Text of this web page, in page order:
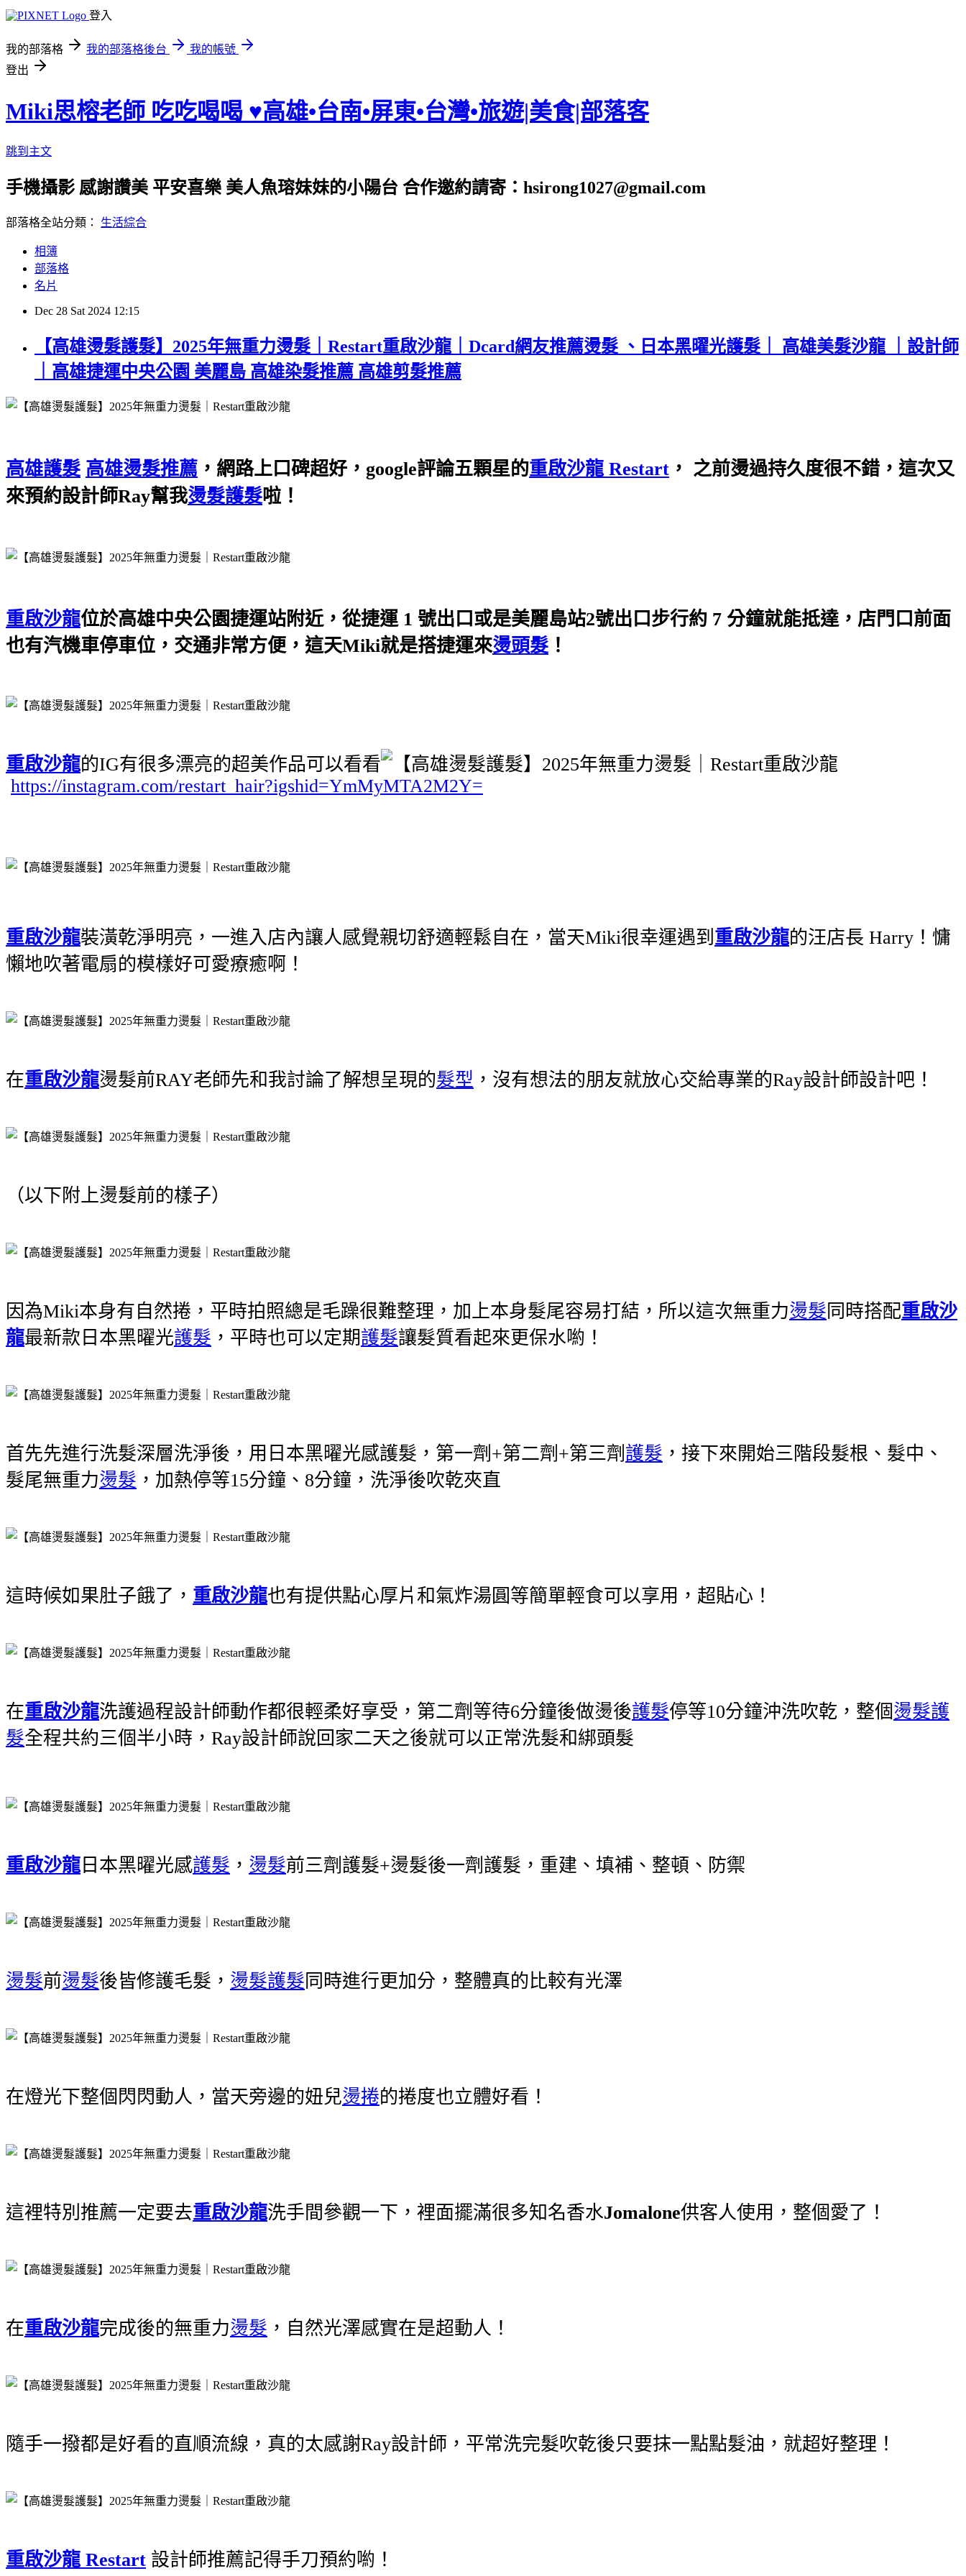
登入
我的部落格 我的部落格後台
我的帳號
登出
Miki思榕老師 吃吃喝喝 ♥️高雄•台南•屏東•台灣•旅遊|美食|部落客
跳到主文
手機攝影 感謝讚美 平安喜樂 美人魚瑢妹妹的小陽台 合作邀約請寄：hsirong1027@gmail.com
部落格全站分類： 生活綜合
相簿
部落格
名片
Dec 28 Sat 2024 12:15
【高雄燙髮護髮】2025年無重力燙髮｜Restart重啟沙龍｜Dcard網友推薦燙髮 、日本黑曜光護髮｜ 高雄美髮沙龍 ｜設計師
｜高雄捷運中央公園 美麗島 高雄染髮推薦 高雄剪髮推薦
高雄護髮 高雄燙髮推薦 ，網路上口碑超好，google評論五顆星的重啟沙龍 Restart ， 之前燙過持久度很不錯，這次又
來預約設計師Ray幫我燙髮護髮啦！
重啟沙龍位於高雄中央公園捷運站附近，從捷運 1 號出口或是美麗島站2號出口步行約 7 分鐘就能抵達，店門口前面
也有汽機車停車位，交通非常方便，這天Miki就是搭捷運來燙頭髮！
重啟沙龍的IG有很多漂亮的超美作品可以看看
https://instagram.com/restart_hair?igshid=YmMyMTA2M2Y=
重啟沙龍裝潢乾淨明亮，一進入店內讓人感覺親切舒適輕鬆自在，當天Miki很幸運遇到 重啟沙龍的汪店長 Harry！慵
懶地吹著電扇的模樣好可愛療癒啊！
在重啟沙龍燙髮前RAY老師先和我討論了解想呈現的髮型 ，沒有想法的朋友就放心交給專業的Ray設計師設計吧！
（以下附上燙髮前的樣子）
因為Miki本身有自然捲，平時拍照總是毛躁很難整理，加上本身髮尾容易打結，所以這次無重力燙髮 同時搭配重啟沙
龍最新款日本黑曜光護髮 ，平時也可以定期護髮讓髮質看起來更保水喲！
首先先進行洗髮深層洗淨後，用日本黑曜光感護髮，第一劑+第二劑+第三劑 護髮 ，接下來開始三階段髮根、髮中、
髮尾無重力燙髮 ，加熱停等15分鐘、8分鐘，洗淨後吹乾夾直
這時候如果肚子餓了， 重啟沙龍也有提供點心厚片和氣炸湯圓等簡單輕食可以享用，超貼心！
在重啟沙龍洗護過程設計師動作都很輕柔好享受，第二劑等待6分鐘後做燙後護髮停等10分鐘沖洗吹乾，整個燙髮護
髮全程共約三個半小時，Ray設計師說回家二天之後就可以正常洗髮和綁頭髮
重啟沙龍日本黑曜光感護髮 ， 燙髮前三劑護髮+燙髮後一劑護髮，重建、填補、整頓、防禦
燙髮前燙髮後皆修護毛髮， 燙髮護髮 同時進行更加分，整體真的比較有光澤
在燈光下整個閃閃動人，當天旁邊的妞兒燙捲的捲度也立體好看！
這裡特別推薦一定要去重啟沙龍洗手間參觀一下，裡面擺滿很多知名香水Jomalone供客人使用，整個愛了！
在重啟沙龍完成後的無重力燙髮 ，自然光澤感實在是超動人！
隨手一撥都是好看的直順流線，真的太感謝Ray設計師，平常洗完髮吹乾後只要抹一點點髮油，就超好整理！
重啟沙龍 Restart 設計師推薦記得手刀預約喲！